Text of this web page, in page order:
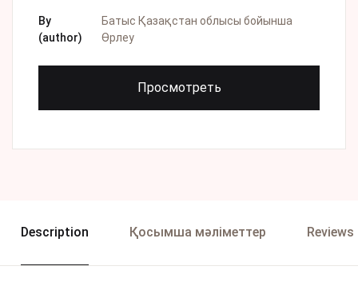
By
(author)
Батыс Қазақстан облысы бойынша
Өрлеу
Просмотреть
Description Қосымша мәліметтер Reviews